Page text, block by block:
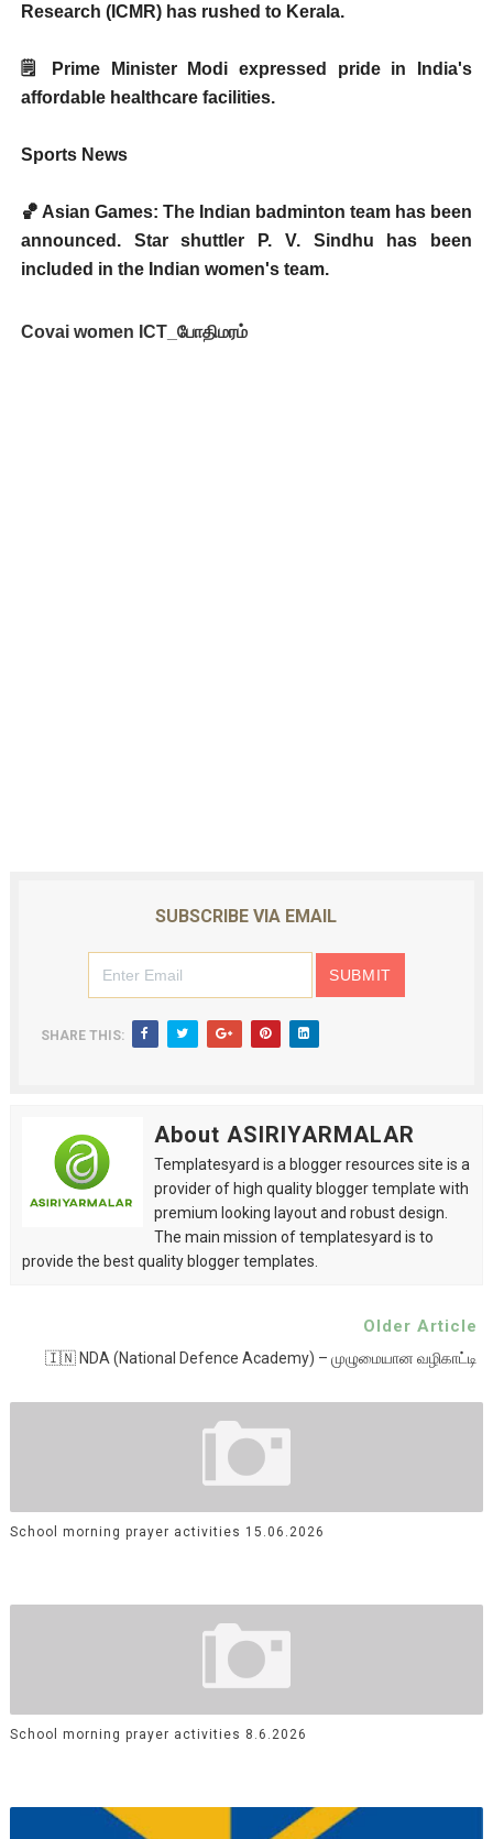
Research (ICMR) has rushed to Kerala.
🗒️ Prime Minister Modi expressed pride in India's
affordable healthcare facilities.
Sports News
🏀 Asian Games: The Indian badminton team has been
announced. Star shuttler P. V. Sindhu has been
included in the Indian women's team.
Covai women ICT_போதிமரம்
SUBSCRIBE VIA EMAIL
SHARE THIS:
About ASIRIYARMALAR
Templatesyard is a blogger resources site is a
provider of high quality blogger template with
premium looking layout and robust design.
The main mission of templatesyard is to
provide the best quality blogger templates.
Older Article
🇮🇳 NDA (National Defence Academy) – முழுமையான வழிகாட்டி
School morning prayer activities 15.06.2026
School morning prayer activities 8.6.2026